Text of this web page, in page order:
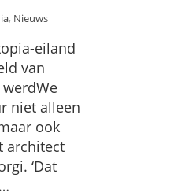
, Nieuws
eiland
van
niet alleen
ook
architect
‘Dat